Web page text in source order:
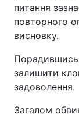
питання
повторного
висновку.
Порадившись
залишити
задоволення.
Загалом